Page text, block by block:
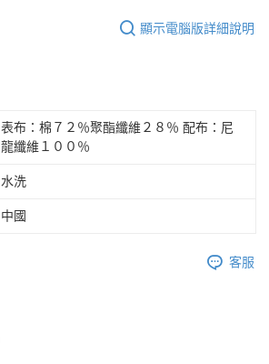
顯示電腦版詳細說明
表布：棉７２％聚酯纖維２８％ 配布：尼
龍纖維１００％
水洗
中國
客服